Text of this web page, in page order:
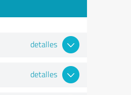
detalles
detalles